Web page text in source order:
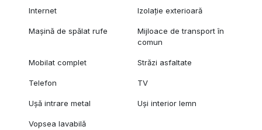
Internet Izolație exterioară
Mașină de spălat rufe
Mijloace de transport în
comun
Mobilat complet Străzi asfaltate
Telefon TV
Ușă intrare metal Uși interior lemn
Vopsea lavabilă